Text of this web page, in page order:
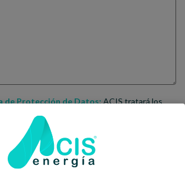
de Protección de Datos:ACIS tratará los
puedan ser de tu interés, si así lo has
ejercer tus derechos de protección de datos
a clientes@acisenergia.com y acceder a la
tratamiento de tus datos en la